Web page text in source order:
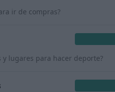
ir de compras?
y lugares para hacer deporte?